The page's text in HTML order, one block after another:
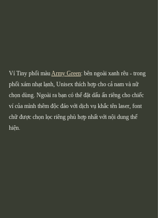
Ví Tiny phối màu Army Green: bên ngoài xanh rêu - trong
phối xám nhạt lạnh, Unisex thích hợp cho cả nam và nữ
chọn dùng. Ngoài ra bạn có thể đặt dấu ấn riêng cho chiếc
ví của mình thêm độc đáo với dịch vụ khắc tên laser, font
chữ được chọn lọc riêng phù hợp nhất với nội dung thể
hiện.